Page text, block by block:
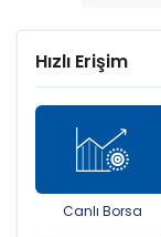
Hızlı Erişim
Canlı Borsa